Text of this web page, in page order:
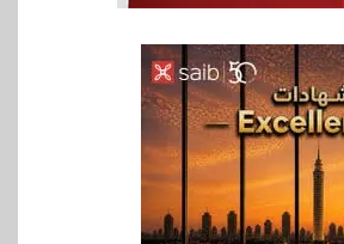
بنوك
بنك QNB مصر يعزز جاهزية
المشروعات الصغيرة والمتوسطة
للنمو والتوسع